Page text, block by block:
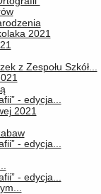
2021
z Zespołu Szkół...
- edycja...
2021
- edycja...
- edycja...